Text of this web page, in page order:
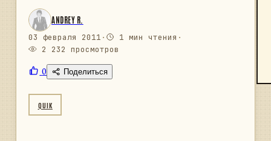
ANDREY R.
03 февраля 2011 · 1 мин чтения ·
2 232 просмотров
0 Поделиться
QUIK